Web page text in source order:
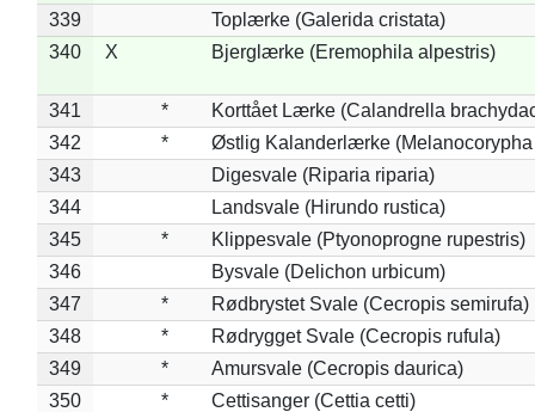
339
Toplærke (Galerida cristata)
340
X Bjerglærke (Eremophila alpestris)
341 *
Korttået Lærke (Calandrella
342
*
Østlig Kalanderlærke (Melanocorypha
343
Digesvale (Riparia riparia)
344
Landsvale (Hirundo rustica)
345
*
Klippesvale (Ptyonoprogne rupestris)
346
Bysvale (Delichon urbicum)
347
*
Rødbrystet Svale (Cecropis semirufa)
348
*
Rødrygget Svale (Cecropis rufula)
349
*
Amursvale (Cecropis daurica)
350
*
Cettisanger (Cettia cetti)